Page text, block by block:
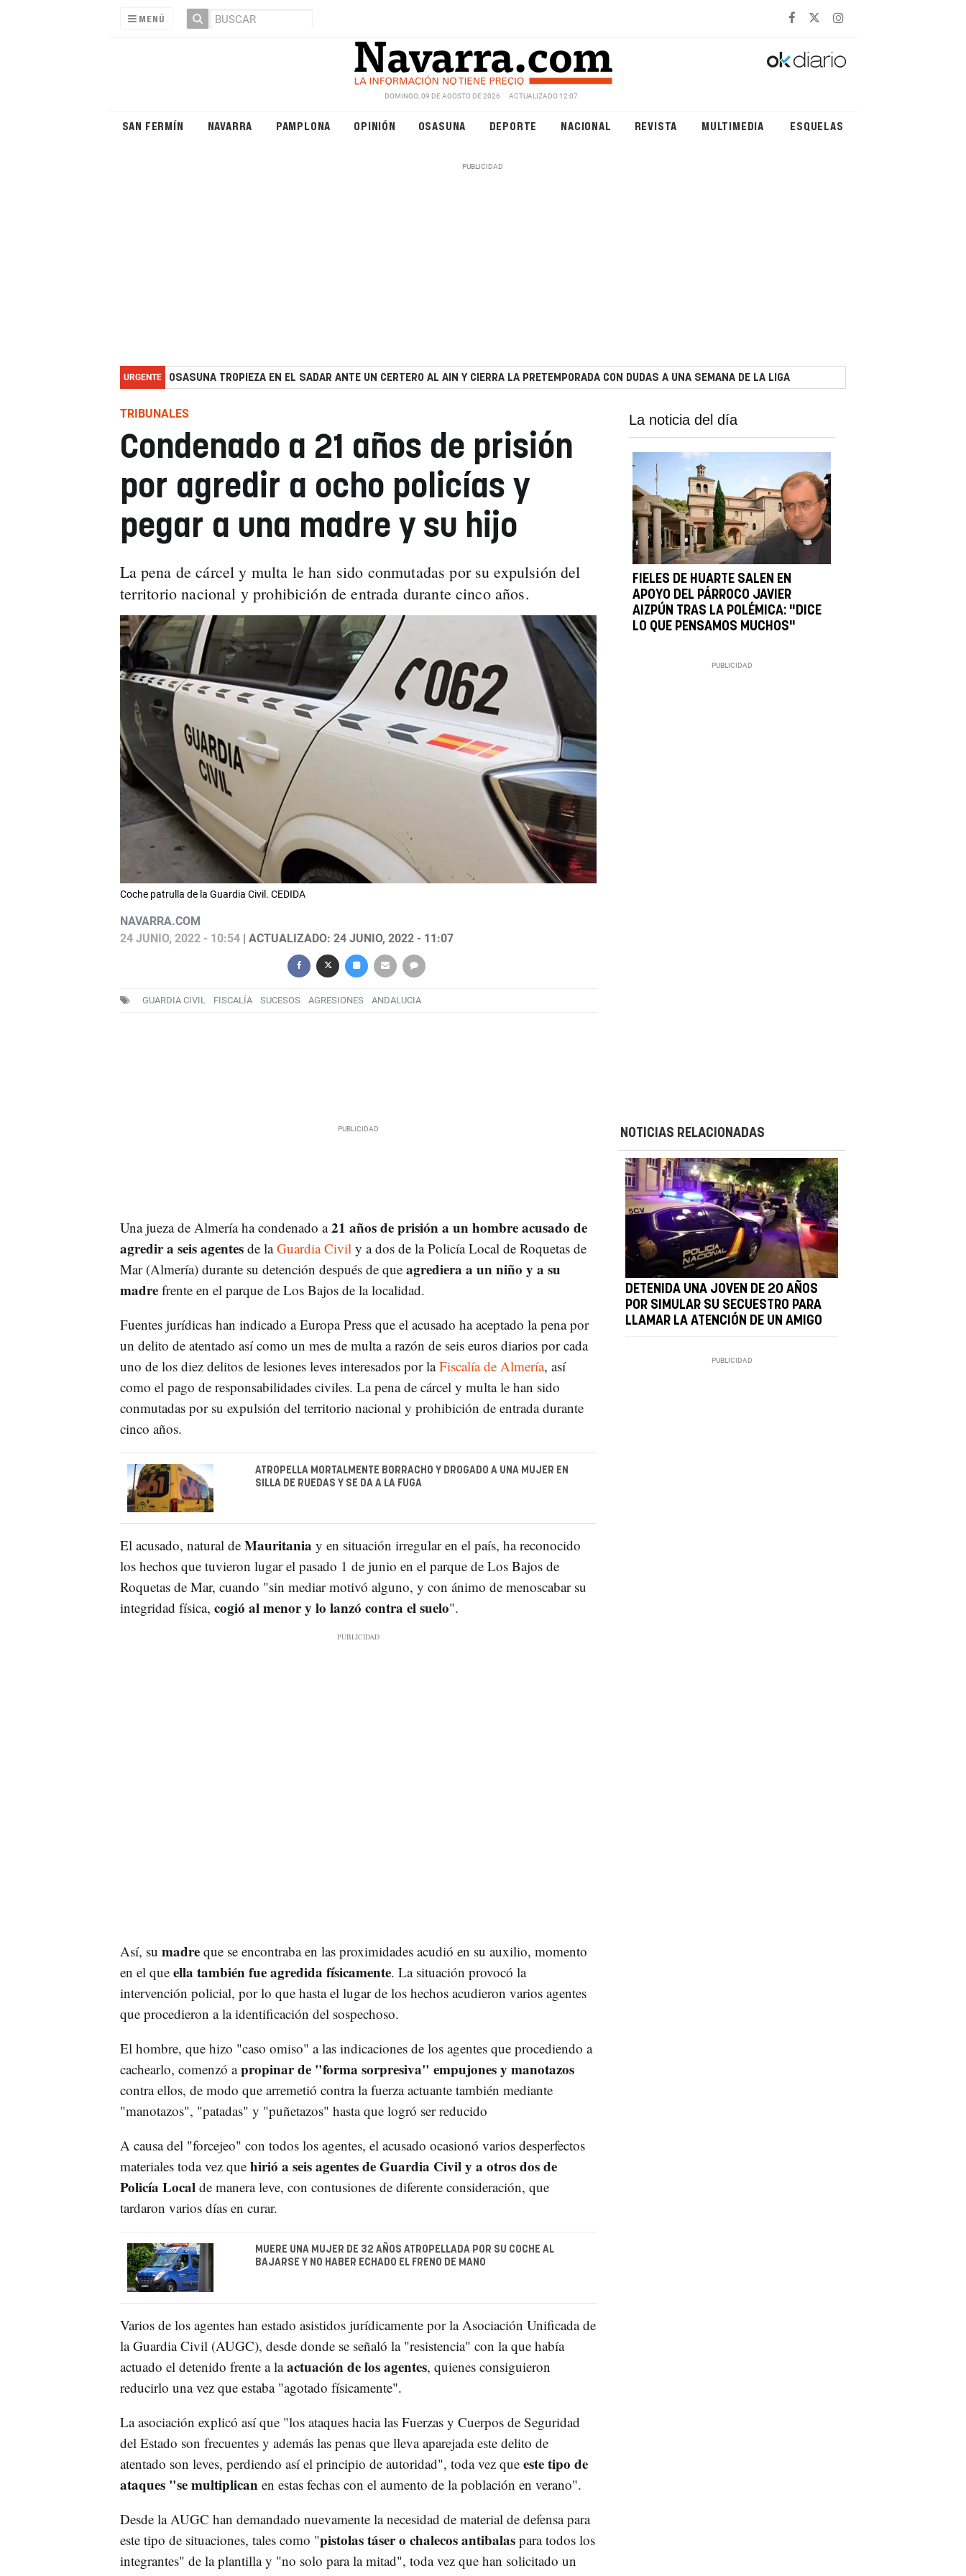
MENÚ
DOMINGO, 09 DE AGOSTO DE 2026 ACTUALIZADO 12:07
SAN FERMÍN NAVARRA PAMPLONA OPINIÓN OSASUNA DEPORTE NACIONAL REVISTA MULTIMEDIA ESQUELAS
URGENTE OSASUNA TROPIEZA EN EL SADAR ANTE UN CERTERO AL AIN Y CIERRA LA PRETEMPORADA CON DUDAS A UNA SEMANA DE LA LIGA
TRIBUNALES
Condenado a 21 años de prisión
por agredir a ocho policías y
pegar a una madre y su hijo
La pena de cárcel y multa le han sido conmutadas por su expulsión del
territorio nacional y prohibición de entrada durante cinco años.
Coche patrulla de la Guardia Civil. CEDIDA
NAVARRA.COM
24 JUNIO, 2022 - 10:54| ACTUALIZADO: 24 JUNIO, 2022 - 11:07
GUARDIA CIVIL FISCALÍA SUCESOS AGRESIONES ANDALUCIA
La noticia del día
FIELES DE HUARTE SALEN EN
APOYO DEL PÁRROCO JAVIER
AIZPÚN TRAS LA POLÉMICA: "DICE
LO QUE PENSAMOS MUCHOS"
Una jueza de Almería ha condenado a21 años de prisión a un hombre acusado de
agredir a seis agentes de laGuardia Civil y a dos de la Policía Local de Roquetas de
Mar (Almería) durante su detención después de queagrediera a un niño y a su
madre frente en el parque de Los Bajos de la localidad.
Fuentes jurídicas han indicado a Europa Press que el acusado ha aceptado la pena por
un delito de atentado así como un mes de multa a razón de seis euros diarios por cada
uno de los diez delitos de lesiones leves interesados por laFiscalía de Almería, así
como el pago de responsabilidades civiles. La pena de cárcel y multa le han sido
conmutadas por su expulsión del territorio nacional y prohibición de entrada durante
cinco años.
ATROPELLA MORTALMENTE BORRACHO Y DROGADO A UNA MUJER EN
SILLA DE RUEDAS Y SE DA A LA FUGA
El acusado, natural de Mauritania y en situación irregular en el país, ha reconocido
los hechos que tuvieron lugar el pasado 1 de junio en el parque de Los Bajos de
Roquetas de Mar, cuando "sin mediar motivó alguno, y con ánimo de menoscabar su
integridad física, cogió al menor y lo lanzó contra el suelo".
Así, su madre que se encontraba en las proximidades acudió en su auxilio, momento
en el queella también fue agredida físicamente. La situación provocó la
intervención policial, por lo que hasta el lugar de los hechos acudieron varios agentes
que procedieron a la identificación del sospechoso.
El hombre, que hizo "caso omiso" a las indicaciones de los agentes que procediendo a
cachearlo, comenzó apropinar de "forma sorpresiva" empujones y manotazos
contra ellos, de modo que arremetió contra la fuerza actuante también mediante
"manotazos", "patadas" y "puñetazos" hasta que logró ser reducido
A causa del "forcejeo" con todos los agentes, el acusado ocasionó varios desperfectos
materiales toda vez que hirió a seis agentes de Guardia Civil y a otros dos de
Policía Localde manera leve, con contusiones de diferente consideración, que
tardaron varios días en curar.
MUERE UNA MUJER DE 32 AÑOS ATROPELLADA POR SU COCHE AL
BAJARSE Y NO HABER ECHADO EL FRENO DE MANO
Varios de los agentes han estado asistidos jurídicamente por la Asociación Unificada de
la Guardia Civil (AUGC), desde donde se señaló la "resistencia" con la que había
actuado el detenido frente a laactuación de los agentes, quienes consiguieron
reducirlo una vez que estaba "agotado físicamente".
La asociación explicó así que "los ataques hacia las Fuerzas y Cuerpos de Seguridad
del Estado son frecuentes y además las penas que lleva aparejada este delito de
atentado son leves, perdiendo así el principio de autoridad", toda vez que este tipo de
ataques "se multiplican en estas fechas con el aumento de la población en verano".
Desde la AUGC han demandado nuevamente la necesidad de material de defensa para
este tipo de situaciones, tales como "pistolas táser o chalecos antibalaspara todos los
integrantes" de la plantilla y "no solo para la mitad", toda vez que han solicitado un
NOTICIAS RELACIONADAS
DETENIDA UNA JOVEN DE 20 AÑOS
POR SIMULAR SU SECUESTRO PARA
LLAMAR LA ATENCIÓN DE UN AMIGO